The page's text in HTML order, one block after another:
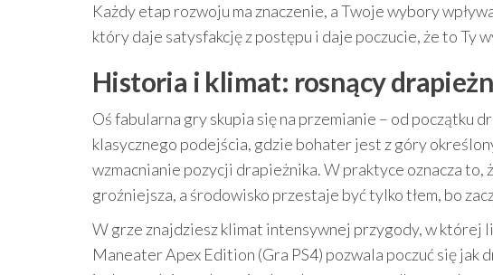
Każdy etap rozwoju ma znaczenie, a Twoje wybory
który daje satysfakcję z postępu i daje poczucie, że to Ty
Historia i klimat: rosnący
Oś fabularna gry skupia się na przemianie – od początku
klasycznego podejścia, gdzie bohater jest z góry
wzmacnianie pozycji drapieżnika. W praktyce oznacza
groźniejsza, a środowisko przestaje być tylko tłem, bo
W grze znajdziesz klimat intensywnej przygody, w której
Maneater Apex Edition (Gra PS4) pozwala poczuć się jak